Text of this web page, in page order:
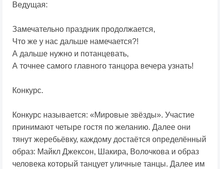
Ведущая:
Замечательно праздник продолжается,
Что же у нас дальше намечается?!
А дальше нужно и потанцевать,
А точнее самого главного танцора вечера узнать!
Конкурс.
Конкурс называется: «Мировые звёзды». Участие
принимают четыре гостя по желанию. Далее они
тянут жеребьёвку, каждому достаётся определённый
образ: Майкл Джексон, Шакира, Волочкова и образ
человека который танцует уличные танцы. Далее им